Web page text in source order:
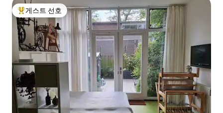
상위 게스트 선호
게스트 선호